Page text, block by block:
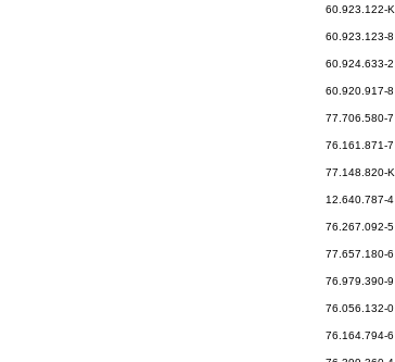
60.923.122-K
60.923.123-8
60.924.633-2
60.920.917-8
77.706.580-7
76.161.871-7
77.148.820-K
12.640.787-4
76.267.092-5
77.657.180-6
76.979.390-9
76.056.132-0
76.164.794-6